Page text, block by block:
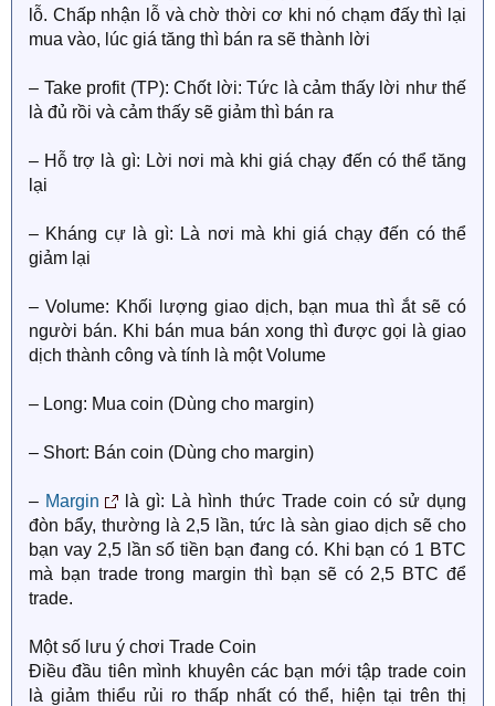
lỗ. Chấp nhận lỗ và chờ thời cơ khi nó chạm đấy thì lại
mua vào, lúc giá tăng thì bán ra sẽ thành lời
– Take profit (TP): Chốt lời: Tức là cảm thấy lời như thế
là đủ rồi và cảm thấy sẽ giảm thì bán ra
– Hỗ trợ là gì: Lời nơi mà khi giá chạy đến có thể tăng
lại
– Kháng cự là gì: Là nơi mà khi giá chạy đến có thể
giảm lại
– Volume: Khối lượng giao dịch, bạn mua thì ắt sẽ có
người bán. Khi bán mua bán xong thì được gọi là giao
dịch thành công và tính là một Volume
– Long: Mua coin (Dùng cho margin)
– Short: Bán coin (Dùng cho margin)
– Margin
là gì: Là hình thức Trade coin có sử dụng
đòn bẩy, thường là 2,5 lần, tức là sàn giao dịch sẽ cho
bạn vay 2,5 lần số tiền bạn đang có. Khi bạn có 1 BTC
mà bạn trade trong margin thì bạn sẽ có 2,5 BTC để
trade.
Một số lưu ý chơi Trade Coin
Điều đầu tiên mình khuyên các bạn mới tập trade coin
là giảm thiểu rủi ro thấp nhất có thể, hiện tại trên thị